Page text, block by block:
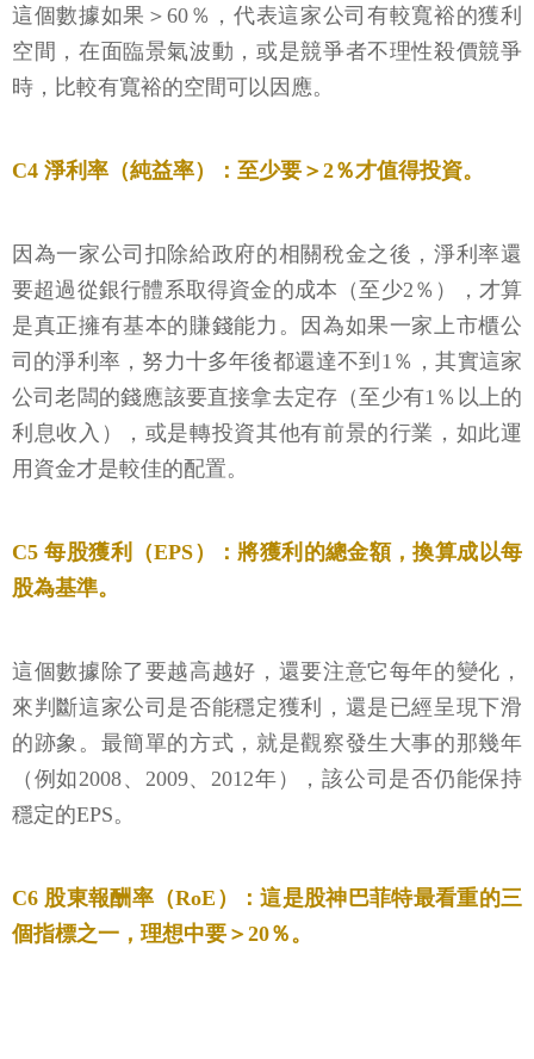
這個數據如果＞60％，代表這家公司有較寬裕的獲利
空間，在面臨景氣波動，或是競爭者不理性殺價競爭
時，比較有寬裕的空間可以因應。
C4 淨利率（純益率）：至少要＞2％才值得投資。
因為一家公司扣除給政府的相關稅金之後，淨利率還
要超過從銀行體系取得資金的成本（至少2％），才算
是真正擁有基本的賺錢能力。因為如果一家上市櫃公
司的淨利率，努力十多年後都還達不到1％，其實這家
公司老闆的錢應該要直接拿去定存（至少有1％以上的
利息收入），或是轉投資其他有前景的行業，如此運
用資金才是較佳的配置。
C5 每股獲利（EPS）：將獲利的總金額，換算成以每
股為基準。
這個數據除了要越高越好，還要注意它每年的變化，
來判斷這家公司是否能穩定獲利，還是已經呈現下滑
的跡象。最簡單的方式，就是觀察發生大事的那幾年
（例如2008、2009、2012年），該公司是否仍能保持
穩定的EPS。
C6 股東報酬率（RoE）：這是股神巴菲特最看重的三
個指標之一，理想中要＞20％。